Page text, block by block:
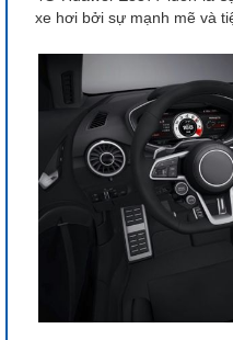
xe hơi bởi sự mạnh mẽ và